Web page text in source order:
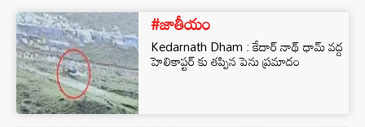
#జాతీయం
Kedarnath Dham : కేదార్ నాథ్ ధామ్ వద్ద
హెలికాప్టర్ కు తప్పిన పెను ప్రమాదం